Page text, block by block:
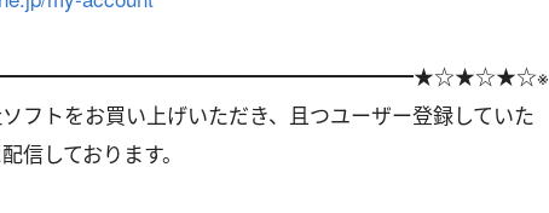
フトをお買い上げいただき、且つユーザー登録していた
信しております。